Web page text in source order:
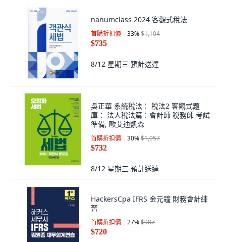
nanumclass 2024 客觀式稅法
首購折扣價 33%$1,104
$735
8/12 星期三 預計送達
吳正華 系統稅法： 稅法2 客觀式題
庫： 法人稅法篇：會計師 稅務師 考試
準備, 歐艾迪凱森
首購折扣價 30%$1,057
$732
8/12 星期三 預計送達
HackersCpa IFRS 金元鐘 財務會計練
習
首購折扣價 27%$987
$720